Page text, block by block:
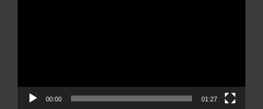
00:00 01:27